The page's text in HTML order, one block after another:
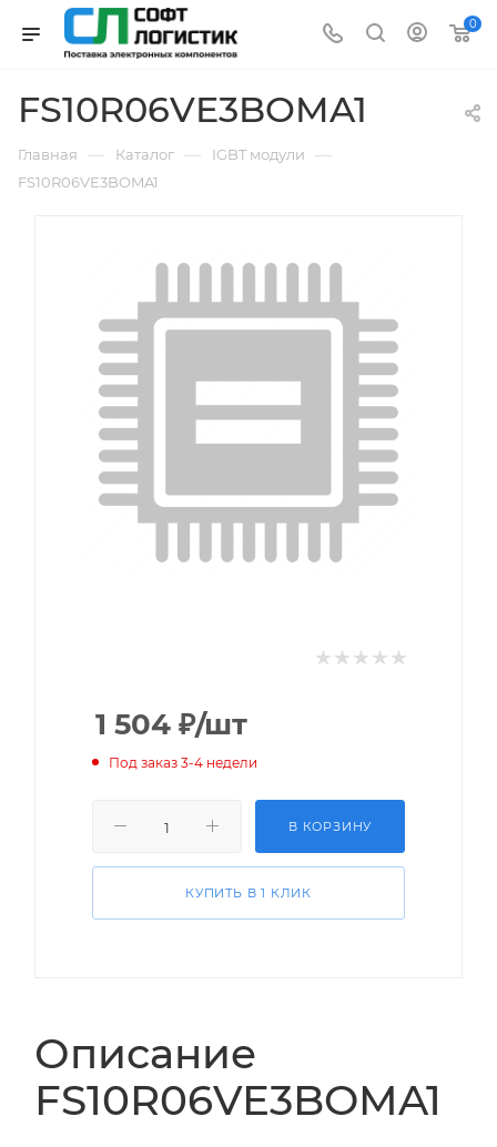
0
FS10R06VE3BOMA1
Главная — Каталог — IGBT модули —
FS10R06VE3BOMA1
1 504₽/шт
Под заказ 3-4 недели
В КОРЗИНУ
КУПИТЬ В 1 КЛИК
Описание
FS10R06VE3BOMA1